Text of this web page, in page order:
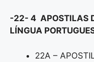
-22- 4 APOSTILAS
LÍNGUA
22A –